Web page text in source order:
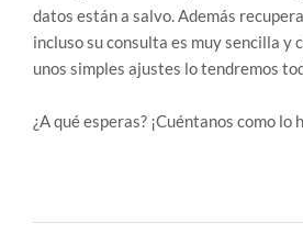
datos están a salvo. Además
incluso su consulta es muy sencilla y
unos simples ajustes lo tendremos
¿A qué esperas? ¡Cuéntanos como lo